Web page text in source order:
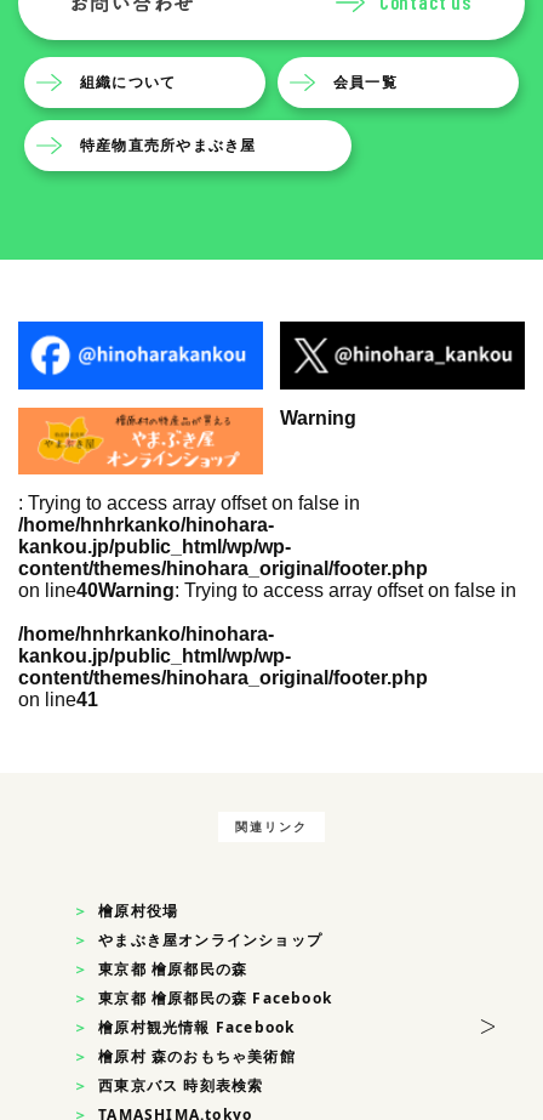
組織について 会員一覧
特産物直売所やまぶき屋
Warning
: Trying to access array offset on false in
/home/hnhrkanko/hinohara-
kankou.jp/public_html/wp/wp-
content/themes/hinohara_original/footer.php
on line40Warning: Trying to access array offset on false in
/home/hnhrkanko/hinohara-
kankou.jp/public_html/wp/wp-
content/themes/hinohara_original/footer.php
on line41
関連リンク
檜原村役場
やまぶき屋オンラインショップ
東京都 檜原都民の森
東京都 檜原都民の森 Facebook
檜原村観光情報 Facebook
檜原村 森のおもちゃ美術館
西東京バス 時刻表検索
TAMASHIMA.tokyo
>